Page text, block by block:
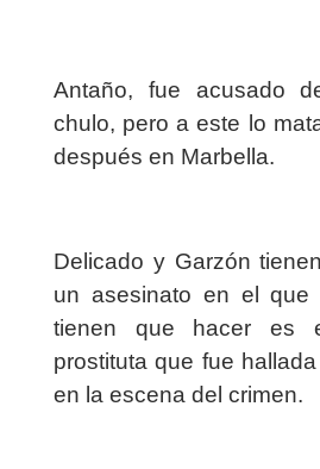
Antaño, fue acusado
chulo, pero a este lo
después en Marbella.
Delicado y Garzón
un asesinato en el que
tienen que hacer es
prostituta que fue
en la escena del crimen.